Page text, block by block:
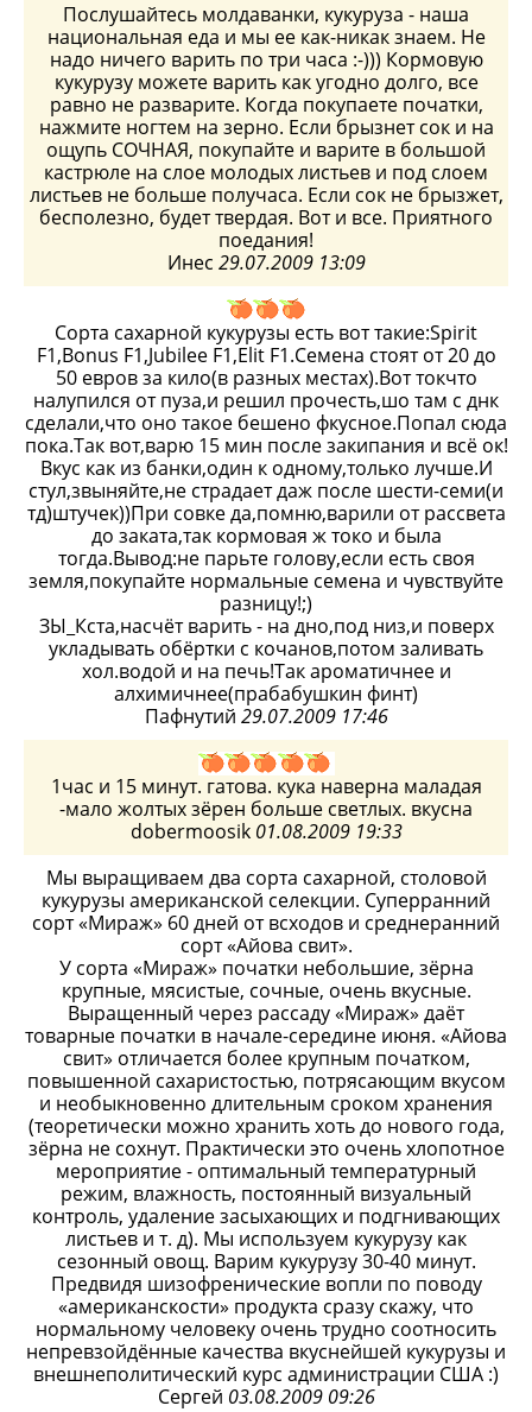
Послушайтесь молдаванки, кукуруза - наша
национальная еда и мы ее как-никак знаем. Не
надо ничего варить по три часа :-))) Кормовую
кукурузу можете варить как угодно долго, все
равно не разварите. Когда покупаете початки,
нажмите ногтем на зерно. Если брызнет сок и на
ощупь СОЧНАЯ, покупайте и варите в большой
кастрюле на слое молодых листьев и под слоем
листьев не больше получаса. Если сок не брызжет,
бесполезно, будет твердая. Вот и все. Приятного
поедания!
Инес 29.07.2009 13:09
Сорта сахарной кукурузы есть вот такие:Spirit
F1,Bonus F1,Jubilee F1,Elit F1.Семена стоят от 20 до
50 евров за кило(в разных местах).Вот токчто
налупился от пуза,и решил прочесть,шо там с днк
сделали,что оно такое бешено фкусное.Попал сюда
пока.Так вот,варю 15 мин после закипания и всё ок!
Вкус как из банки,один к одному,только лучше.И
стул,звыняйте,не страдает даж после шести-семи(и
тд)штучек))При совке да,помню,варили от рассвета
до заката,так кормовая ж токо и была
тогда.Вывод:не парьте голову,если есть своя
земля,покупайте нормальные семена и чувствуйте
разницу!;)
ЗЫ_Кста,насчёт варить - на дно,под низ,и поверх
укладывать обёртки с кочанов,потом заливать
хол.водой и на печь!Так ароматичнее и
алхимичнее(прабабушкин финт)
Пафнутий 29.07.2009 17:46
1час и 15 минут. гатова. кука наверна маладая
-мало жолтых зёрен больше светлых. вкусна
dobermoosik 01.08.2009 19:33
Мы выращиваем два сорта сахарной, столовой
кукурузы американской селекции. Суперранний
сорт «Мираж» 60 дней от всходов и среднеранний
сорт «Айова свит».
У сорта «Мираж» початки небольшие, зёрна
крупные, мясистые, сочные, очень вкусные.
Выращенный через рассаду «Мираж» даёт
товарные початки в начале-середине июня. «Айова
свит» отличается более крупным початком,
повышенной сахаристостью, потрясающим вкусом
и необыкновенно длительным сроком хранения
(теоретически можно хранить хоть до нового года,
зёрна не сохнут. Практически это очень хлопотное
мероприятие - оптимальный температурный
режим, влажность, постоянный визуальный
контроль, удаление засыхающих и подгнивающих
листьев и т. д). Мы используем кукурузу как
сезонный овощ. Варим кукурузу 30-40 минут.
Предвидя шизофренические вопли по поводу
«американскости» продукта сразу скажу, что
нормальному человеку очень трудно соотносить
непревзойдённые качества вкуснейшей кукурузы и
внешнеполитический курс администрации США :)
Сергей 03.08.2009 09:26